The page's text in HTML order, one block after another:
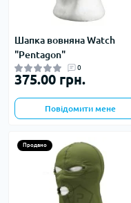
Шапка вовняна Watch
"Pentagon"
0
375.00 грн.
Повідомити мене
Продано